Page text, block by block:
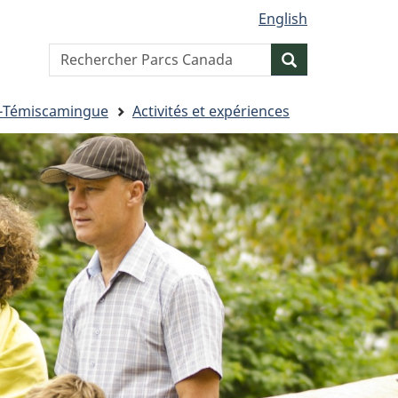
English
Search
website
Activités et expériences